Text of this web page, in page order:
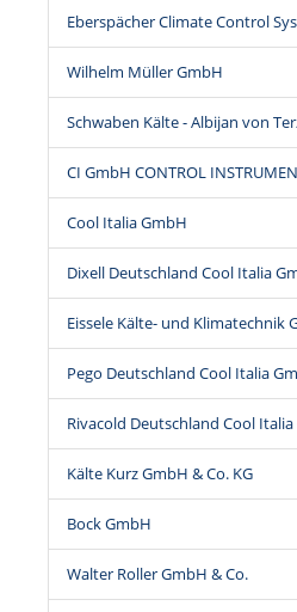
Eberspächer Climate Control
Wilhelm Müller GmbH
Schwaben Kälte - Albijan von
CI GmbH CONTROL
Cool Italia GmbH
Dixell Deutschland Cool Italia
Eissele Kälte- und Klimatechnik
Pego Deutschland Cool Italia
Rivacold Deutschland Cool
Kälte Kurz GmbH & Co. KG
Bock GmbH
Walter Roller GmbH & Co.